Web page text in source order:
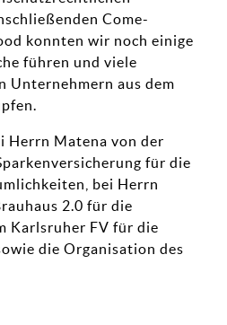
Come-
konnten wir noch einige
führen und viele
Unternehmern aus dem
Herrn Matena von der
für die
bei Herrn
2.0 für die
Karlsruher FV für die
die Organisation des